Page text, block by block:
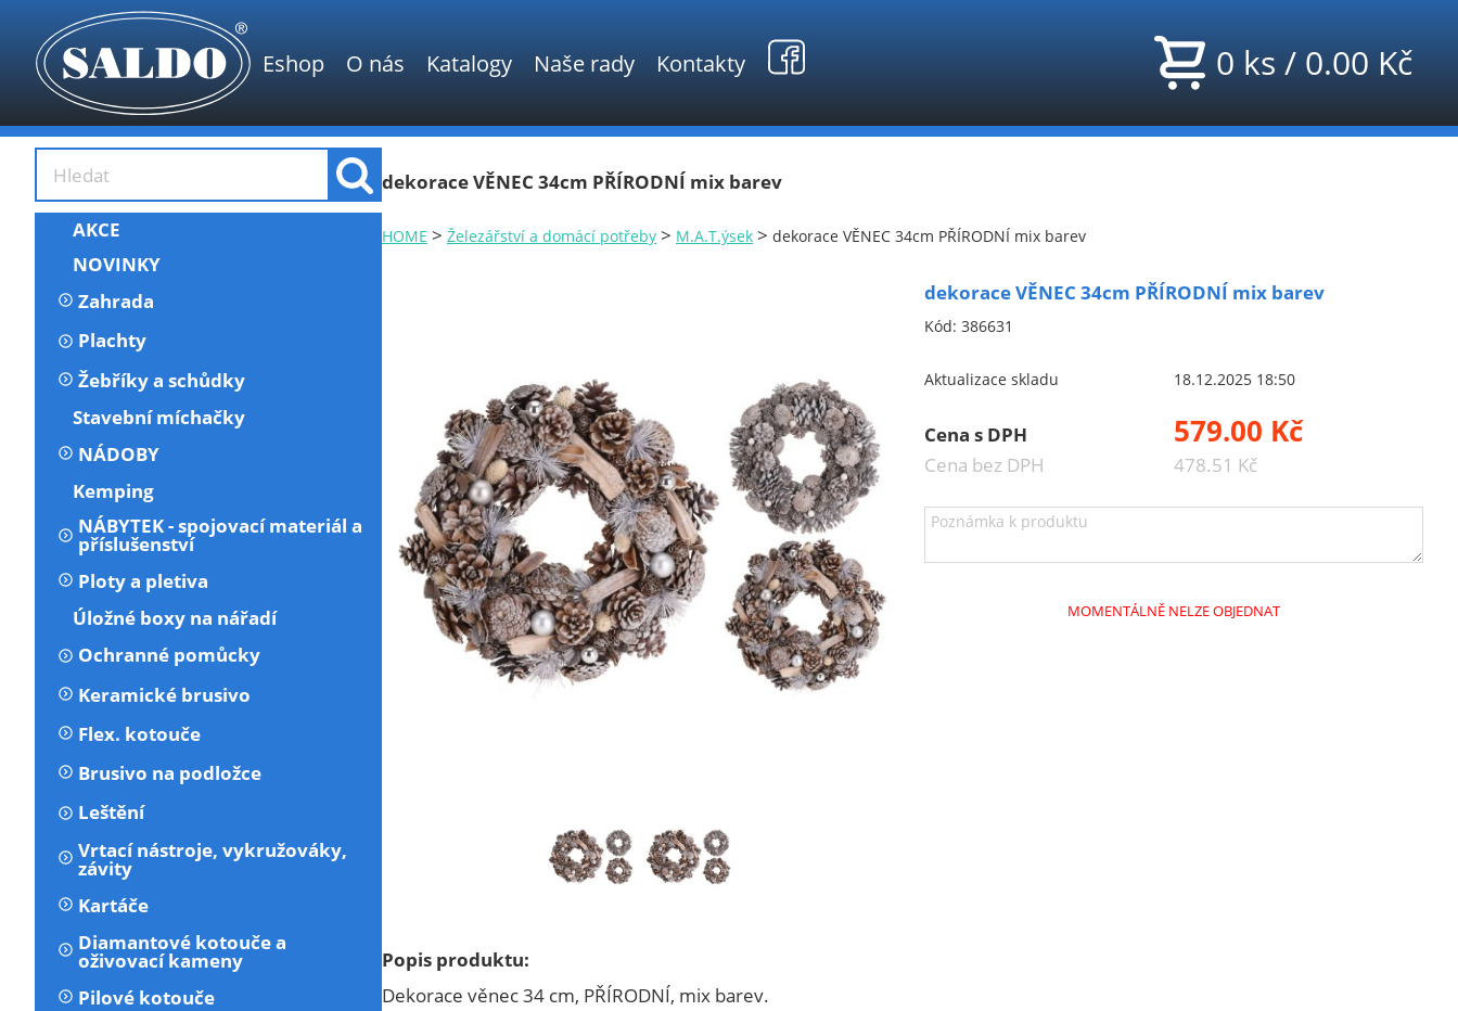
Eshop O nás Katalogy Naše rady Kontakty 0ks/0.00Kč
AKCE
NOVINKY
Zahrada
Plachty
Žebříky a schůdky
Stavební míchačky
NÁDOBY
Kemping
NÁBYTEK - spojovací materiál a
příslušenství
Ploty a pletiva
Úložné boxy na nářadí
Ochranné pomůcky
Keramické brusivo
Flex. kotouče
Brusivo na podložce
Leštění
Vrtací nástroje, vykružováky,
závity
Kartáče
Diamantové kotouče a
oživovací kameny
Pilové kotouče
dekorace VĚNEC 34cm PŘÍRODNÍ mix barev
HOME > Železářství a domácí potřeby > M.A.T.ýsek > dekorace VĚNEC 34cm PŘÍRODNÍ mix barev
dekorace VĚNEC 34cm PŘÍRODNÍ mix barev
Kód: 386631
Aktualizace skladu 18.12.2025 18:50
Cena s DPH 579.00 Kč
Cena bez DPH 478.51 Kč
MOMENTÁLNĚ NELZE OBJEDNAT
Popis produktu:
Dekorace věnec 34 cm, PŘÍRODNÍ, mix barev.